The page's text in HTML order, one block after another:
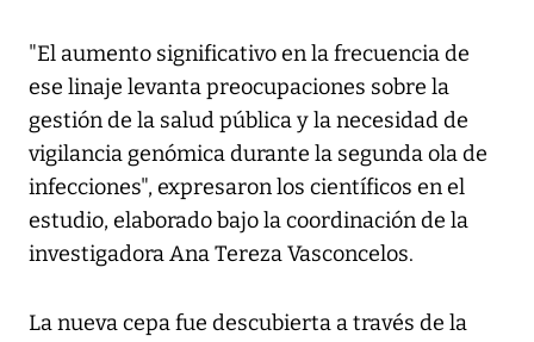
"El aumento significativo en la frecuencia de
ese linaje levanta preocupaciones sobre la
gestión de la salud pública y la necesidad de
vigilancia genómica durante la segunda ola de
infecciones", expresaron los científicos en el
estudio, elaborado bajo la coordinación de la
investigadora Ana Tereza Vasconcelos.
La nueva cepa fue descubierta a través de la